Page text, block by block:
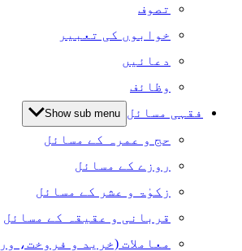
تصوف
خوابوں کی تعبیر
دعائیں
وظائف
فقہی مسائل Show sub menu
حج و عمرہ کے مسائل
روزے کے مسائل
زکوٰۃ و عشر کے مسائل
قربانی و عقیقہ کے مسائل
معاملات (خرید و فروخت،